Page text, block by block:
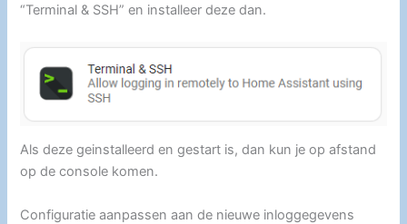
“Terminal & SSH” en installeer deze dan.
Als deze geinstalleerd en gestart is, dan kun je op afstand
op de console komen.
Configuratie aanpassen aan de nieuwe inloggegevens